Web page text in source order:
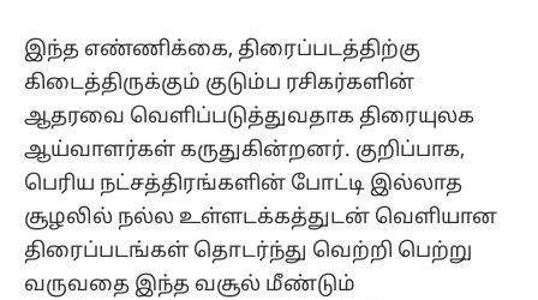
இந்த எண்ணிக்கை, திரைப்படத்திற்கு
கிடைத்திருக்கும் குடும்ப ரசிகர்களின்
ஆதரவை வெளிப்படுத்துவதாக திரையுலக
ஆய்வாளர்கள் கருதுகின்றனர். குறிப்பாக,
பெரிய நட்சத்திரங்களின் போட்டி இல்லாத
சூழலில் நல்ல உள்ளடக்கத்துடன் வெளியான
திரைப்படங்கள் தொடர்ந்து வெற்றி பெற்று
வருவதை இந்த வசூல் மீண்டும்